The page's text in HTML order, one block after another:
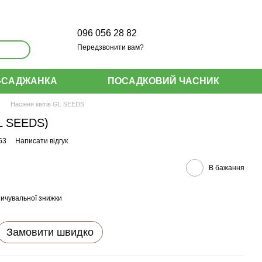
096 056 28 82
Передзвонити вам?
САДЖАНКА ПОСАДКОВИЙ ЧАСНИК
Насіння квітів GL SEEDS
SEEDS)
Написати відгук
В бажання
знижки
Замовити швидко